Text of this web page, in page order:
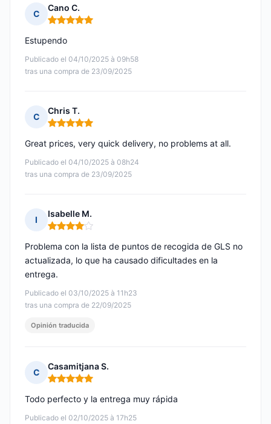
C
Cano C.
Nota: 5 de 5
Publicado el 04/10/2025 à 09h58
tras una compra de 23/09/2025
Estupendo
C
Chris T.
Nota: 5 de 5
Publicado el 04/10/2025 à 08h24
tras una compra de 23/09/2025
Great prices, very quick delivery, no problems at all.
I
Isabelle M.
Nota: 4 de 5
Publicado el 03/10/2025 à 11h23
tras una compra de 22/09/2025
Problema con la lista de puntos de recogida de GLS no
actualizada, lo que ha causado dificultades en la
entrega.
Opinión traducida
C
Casamitjana S.
Nota: 5 de 5
Publicado el 02/10/2025 à 17h25
Todo perfecto y la entrega muy rápida